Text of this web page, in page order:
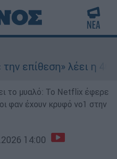
λέει η
το μυαλό: Το Netflix έφερε
φαν έχουν κρυφό νο1 στην
14:00